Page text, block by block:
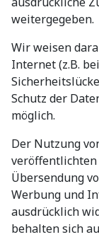
weitergegeben.
Wir weisen
Internet (z.B.
Schutz der
möglich.
Der Nutzung
Übersendung
Werbung und
ausdrücklich
behalten sich